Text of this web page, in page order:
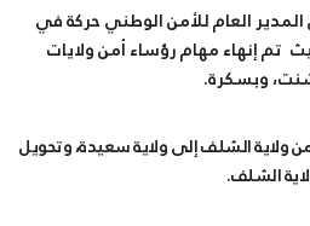
العام للأمن الوطني حركة في
تم إنهاء مهام رؤساء أمن ولايات
وبسكرة.
ولاية الشلف إلى ولاية سعيدة، وتحويل
الشلف.